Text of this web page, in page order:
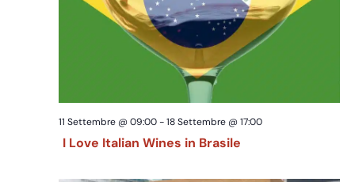
11 Settembre @ 09:00-18 Settembre @ 17:00
I Love Italian Wines in Brasile